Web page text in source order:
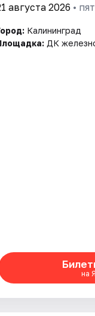
августа 2026 •
Калининград
ДК
на